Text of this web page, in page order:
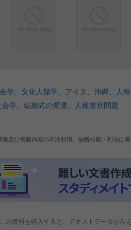
学 文化人類学 アイヌ 沖縄 人
会学 結婚式の変遷 人種差別問題
報及び掲載内容の不法利用、無断転載・配布は
の資料を購入すると、テキストデータがみ